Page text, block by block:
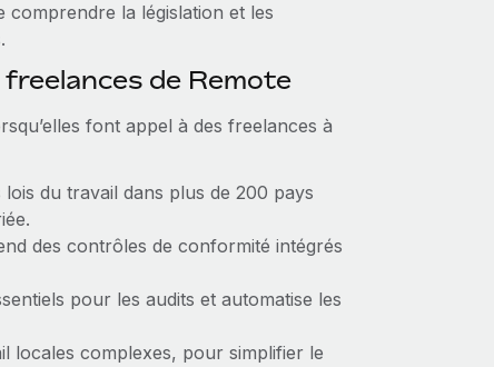
comprendre la législation et les
de Remote
font appel à des freelances à
du travail dans plus de 200 pays
des contrôles de conformité intégrés
pour les audits et automatise les
locales complexes, pour simplifier le